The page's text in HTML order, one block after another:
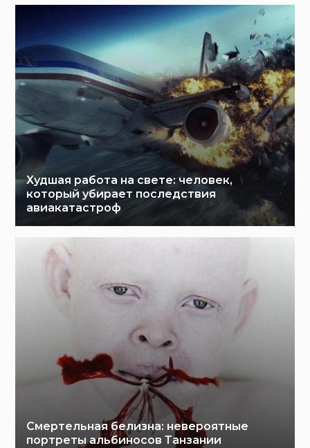
Худшая работа на свете: человек,
который убирает последствия
авиакатастроф
Смертельная белизна: невероятные
портреты альбиносов Танзании